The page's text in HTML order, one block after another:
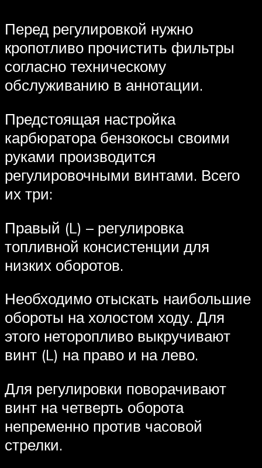
Перед регулировкой нужно
кропотливо прочистить фильтры
согласно техническому
обслуживанию в аннотации.
Предстоящая настройка
карбюратора бензокосы своими
руками производится
регулировочными винтами. Всего
их три:
Правый (L) – регулировка
топливной консистенции для
низких оборотов.
Необходимо отыскать наибольшие
обороты на холостом ходу. Для
этого неторопливо выкручивают
винт (L) на право и на лево.
Для регулировки поворачивают
винт на четверть оборота
непременно против часовой
стрелки.